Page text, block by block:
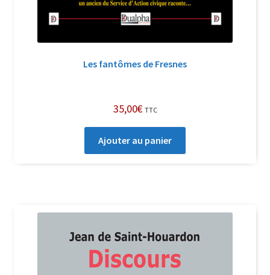
Les fantômes de Fresnes
35,00€ TTC
Ajouter au panier